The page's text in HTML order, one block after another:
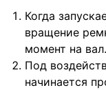
Когда
вращение
момент на вал.
Под
начинается